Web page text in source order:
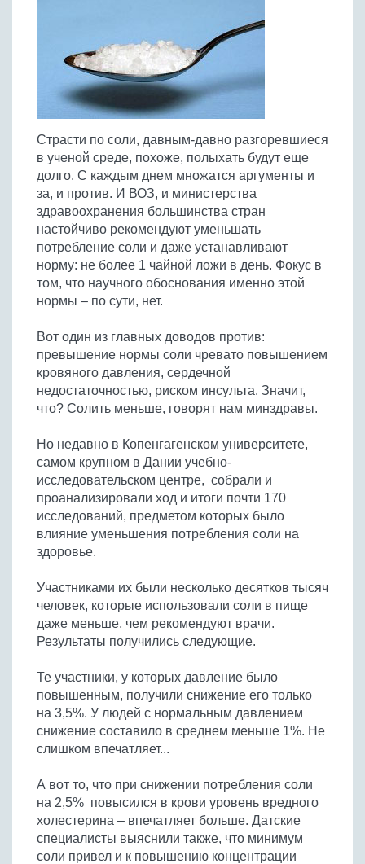
Молочные супы
Сладкие супы
Запеченное мясо
Тушеное мясо
Из мясного фарша
Из субпродуктов
Из мясопродуктов
Отварная и паровая
Запеченная рыба
Тушеная рыба
Морепродукты
Суши и роллы
Жареная птица
Отварная птица
Запеченная птица
Тушеная птица
Из фарша птицы
Из субпродуктов птицы
Все овощи
Жареные овощи
Отварные овощи
Тушеные овощи
Запеченные овощи
Выпечка
Вся выпечка
Пироги и пирожки
Кексы и маффины
Печенье и булочки
Блины и оладьи
Пиццы
Кремы
Соусы
Все соусы
Соусы к мясу
Соусы к рыбе
Соусы к овощам
Другие соусы
Напитки
Все напитки
Алкогольные напитки
Безалкогольные напитки
Заготовки
Все заготовки
Ягоды и фрукты
Овощи
Грибы
Другие заготовки
Десерты
Конфеты и сладости
Десерты
Ещё...
Молочные продукты
Пельмени, вареники
Грибы
Бобовые
Яйца
Страсти по соли, давным-давно разгоревшиеся
в ученой среде, похоже, полыхать будут еще
долго. С каждым днем множатся аргументы и
за, и против. И ВОЗ, и министерства
здравоохранения большинства стран
настойчиво рекомендуют уменьшать
потребление соли и даже устанавливают
норму: не более 1 чайной ложи в день. Фокус в
том, что научного обоснования именно этой
нормы – по сути, нет.
Вот один из главных доводов против:
превышение нормы соли чревато повышением
кровяного давления, сердечной
недостаточностью, риском инсульта. Значит,
что? Солить меньше, говорят нам минздравы.
Но недавно в Копенгагенском университете,
самом крупном в Дании учебно-
исследовательском центре, собрали и
проанализировали ход и итоги почти 170
исследований, предметом которых было
влияние уменьшения потребления соли на
здоровье.
Участниками их были несколько десятков тысяч
человек, которые использовали соли в пище
даже меньше, чем рекомендуют врачи.
Результаты получились следующие.
Те участники, у которых давление было
повышенным, получили снижение его только
на 3,5%. У людей с нормальным давлением
снижение составило в среднем меньше 1%. Не
слишком впечатляет...
А вот то, что при снижении потребления соли
на 2,5% повысился в крови уровень вредного
холестерина – впечатляет больше. Датские
специалисты выяснили также, что минимум
соли привел и к повышению концентрации